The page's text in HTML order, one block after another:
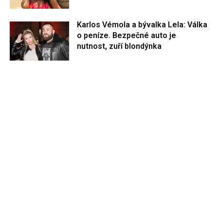
Karlos Vémola a bývalka Lela: Válka
o peníze. Bezpečné auto je
nutnost, zuří blondýnka